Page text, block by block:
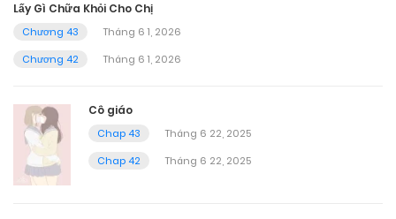
Lấy Gì Chữa Khỏi Cho Chị
Chương 43
Tháng 6 1, 2026
Chương 42
Tháng 6 1, 2026
Cô giáo
Chap 43
Tháng 6 22, 2025
Chap 42
Tháng 6 22, 2025